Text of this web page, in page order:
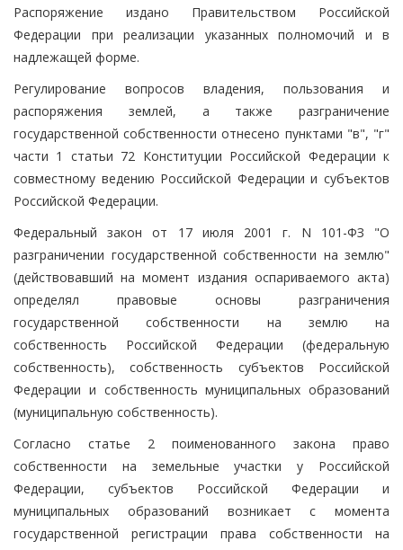
Распоряжение издано Правительством Российской
Федерации при реализации указанных полномочий и в
надлежащей форме.
Регулирование вопросов владения, пользования и
распоряжения землей, а также разграничение
государственной собственности отнесено пунктами "в", "г"
части 1 статьи 72 Конституции Российской Федерации к
совместному ведению Российской Федерации и субъектов
Российской Федерации.
Федеральный закон от 17 июля 2001 г. N 101-ФЗ "О
разграничении государственной собственности на землю"
(действовавший на момент издания оспариваемого акта)
определял правовые основы разграничения
государственной собственности на землю на
собственность Российской Федерации (федеральную
собственность), собственность субъектов Российской
Федерации и собственность муниципальных образований
(муниципальную собственность).
Согласно статье 2 поименованного закона право
собственности на земельные участки у Российской
Федерации, субъектов Российской Федерации и
муниципальных образований возникает с момента
государственной регистрации права собственности на